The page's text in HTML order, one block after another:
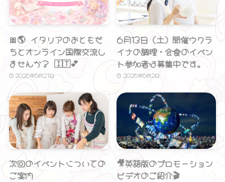
🎀🌎 イタリアのおともだ
ちとオンライン国際交流し
ませんか？ 🇮🇹💕
2026年6月21日
6月13日（土）開催ウクラ
イナの調理・会食のイベン
ト参加者は募集中です。
2026年6月2日
次回のイベントについての
ご案内
🎥英語版のプロモーション
ビデオのご紹介🎬